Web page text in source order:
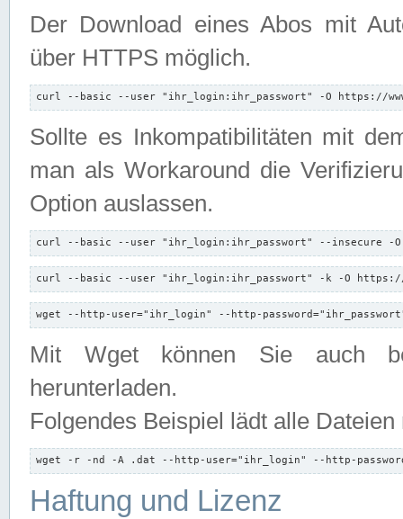
Der Download eines Abos mit
über HTTPS möglich.
curl --basic --user "ihr_login:ihr_passwort" -O https://
Sollte es Inkompatibilitäten mit
man als Workaround die
Option auslassen.
curl --basic --user "ihr_login:ihr_passwort" --insecure -
curl --basic --user "ihr_login:ihr_passwort" -k -O https://
wget --http-user="ihr_login" --http-
Mit Wget können Sie auch
herunterladen.
Folgendes Beispiel lädt alle
wget -r -nd -A .dat --http-user="ihr_login" --http-
Haftung und Lizenz